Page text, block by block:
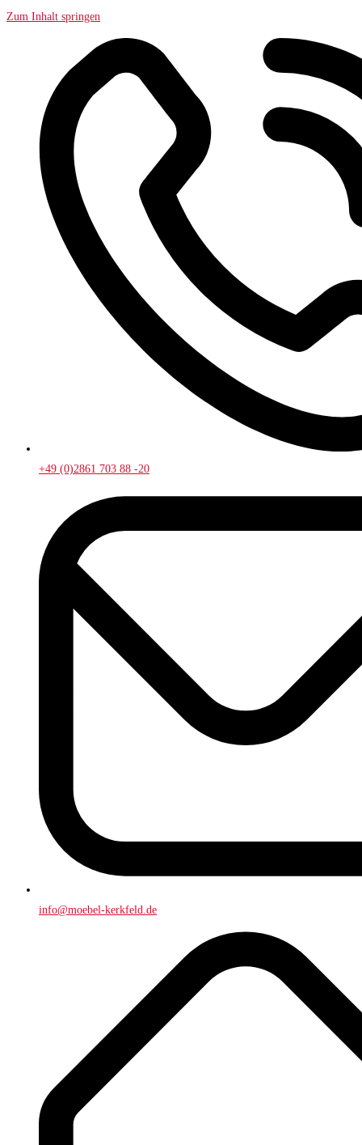
Zum Inhalt springen
+49 (0)2861 703 88 -20
info@moebel-kerkfeld.de